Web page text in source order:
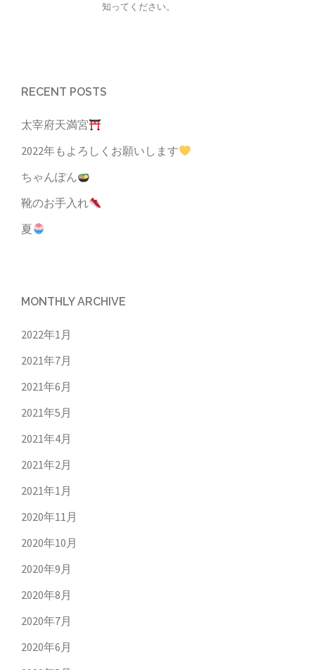
知ってください。
RECENT POSTS
太宰府天満宮
2022年もよろしくお願いします
ちゃんぽん
靴のお手入れ
夏
MONTHLY ARCHIVE
2022年1月
2021年7月
2021年6月
2021年5月
2021年4月
2021年2月
2021年1月
2020年11月
2020年10月
2020年9月
2020年8月
2020年7月
2020年6月